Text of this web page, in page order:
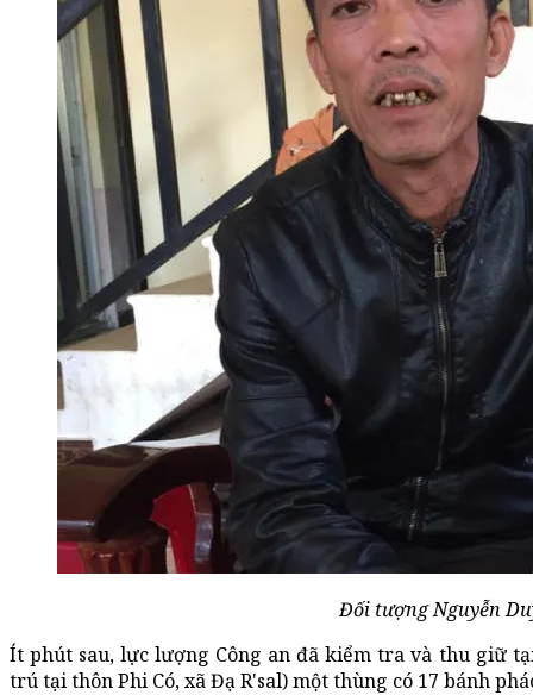
Đối tượng Nguyễn
Ít phút sau, lực lượng Công an đã kiểm tra và thu giữ
trú tại thôn Phi Có, xã Đạ R'sal) một thùng có 17 bánh